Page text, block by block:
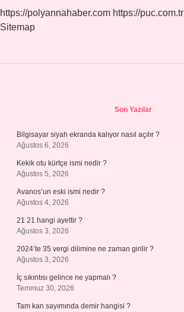
https://polyannahaber.com https://puc.com.tr
Sitemap
Son Yazılar
Bilgisayar siyah ekranda kalıyor nasıl açılır ?
Ağustos 6, 2026
Kekik otu kürtçe ismi nedir ?
Ağustos 5, 2026
Avanos’un eski ismi nedir ?
Ağustos 4, 2026
21 21 hangi ayettir ?
Ağustos 3, 2026
2024’te 35 vergi dilimine ne zaman girilir ?
Ağustos 3, 2026
İç sıkıntısı gelince ne yapmalı ?
Temmuz 30, 2026
Tam kan sayımında demir hangisi ?